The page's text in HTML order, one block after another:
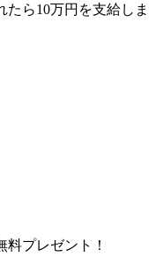
ら10万円を支給しま
プレゼント！